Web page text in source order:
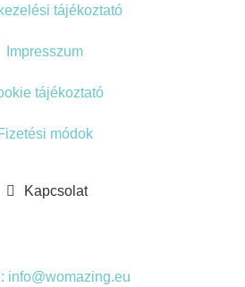
tájékoztató
Impresszum
tájékoztató
módok
Kapcsolat
info@womazing.eu